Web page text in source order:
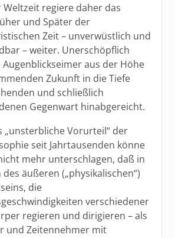
Weltzeit regiere daher das
und Später der
Zeit – unverwüstlich und
– weiter. Unerschöpflich
aus der Höhe
Zukunft in die Tiefe
und schließlich
Gegenwart hinabgereicht.
„unsterbliche Vorurteil“ der
seit Jahrtausenden könne
mehr unterschlagen, daß in
äußeren („physikalischen“)
die
verschiedener
regieren und dirigieren – als
und Zeitennehmer mit